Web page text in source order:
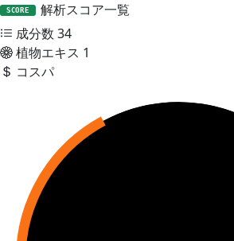
SCORE
解析スコア一覧
成分数 34
植物エキス 1
コスパ